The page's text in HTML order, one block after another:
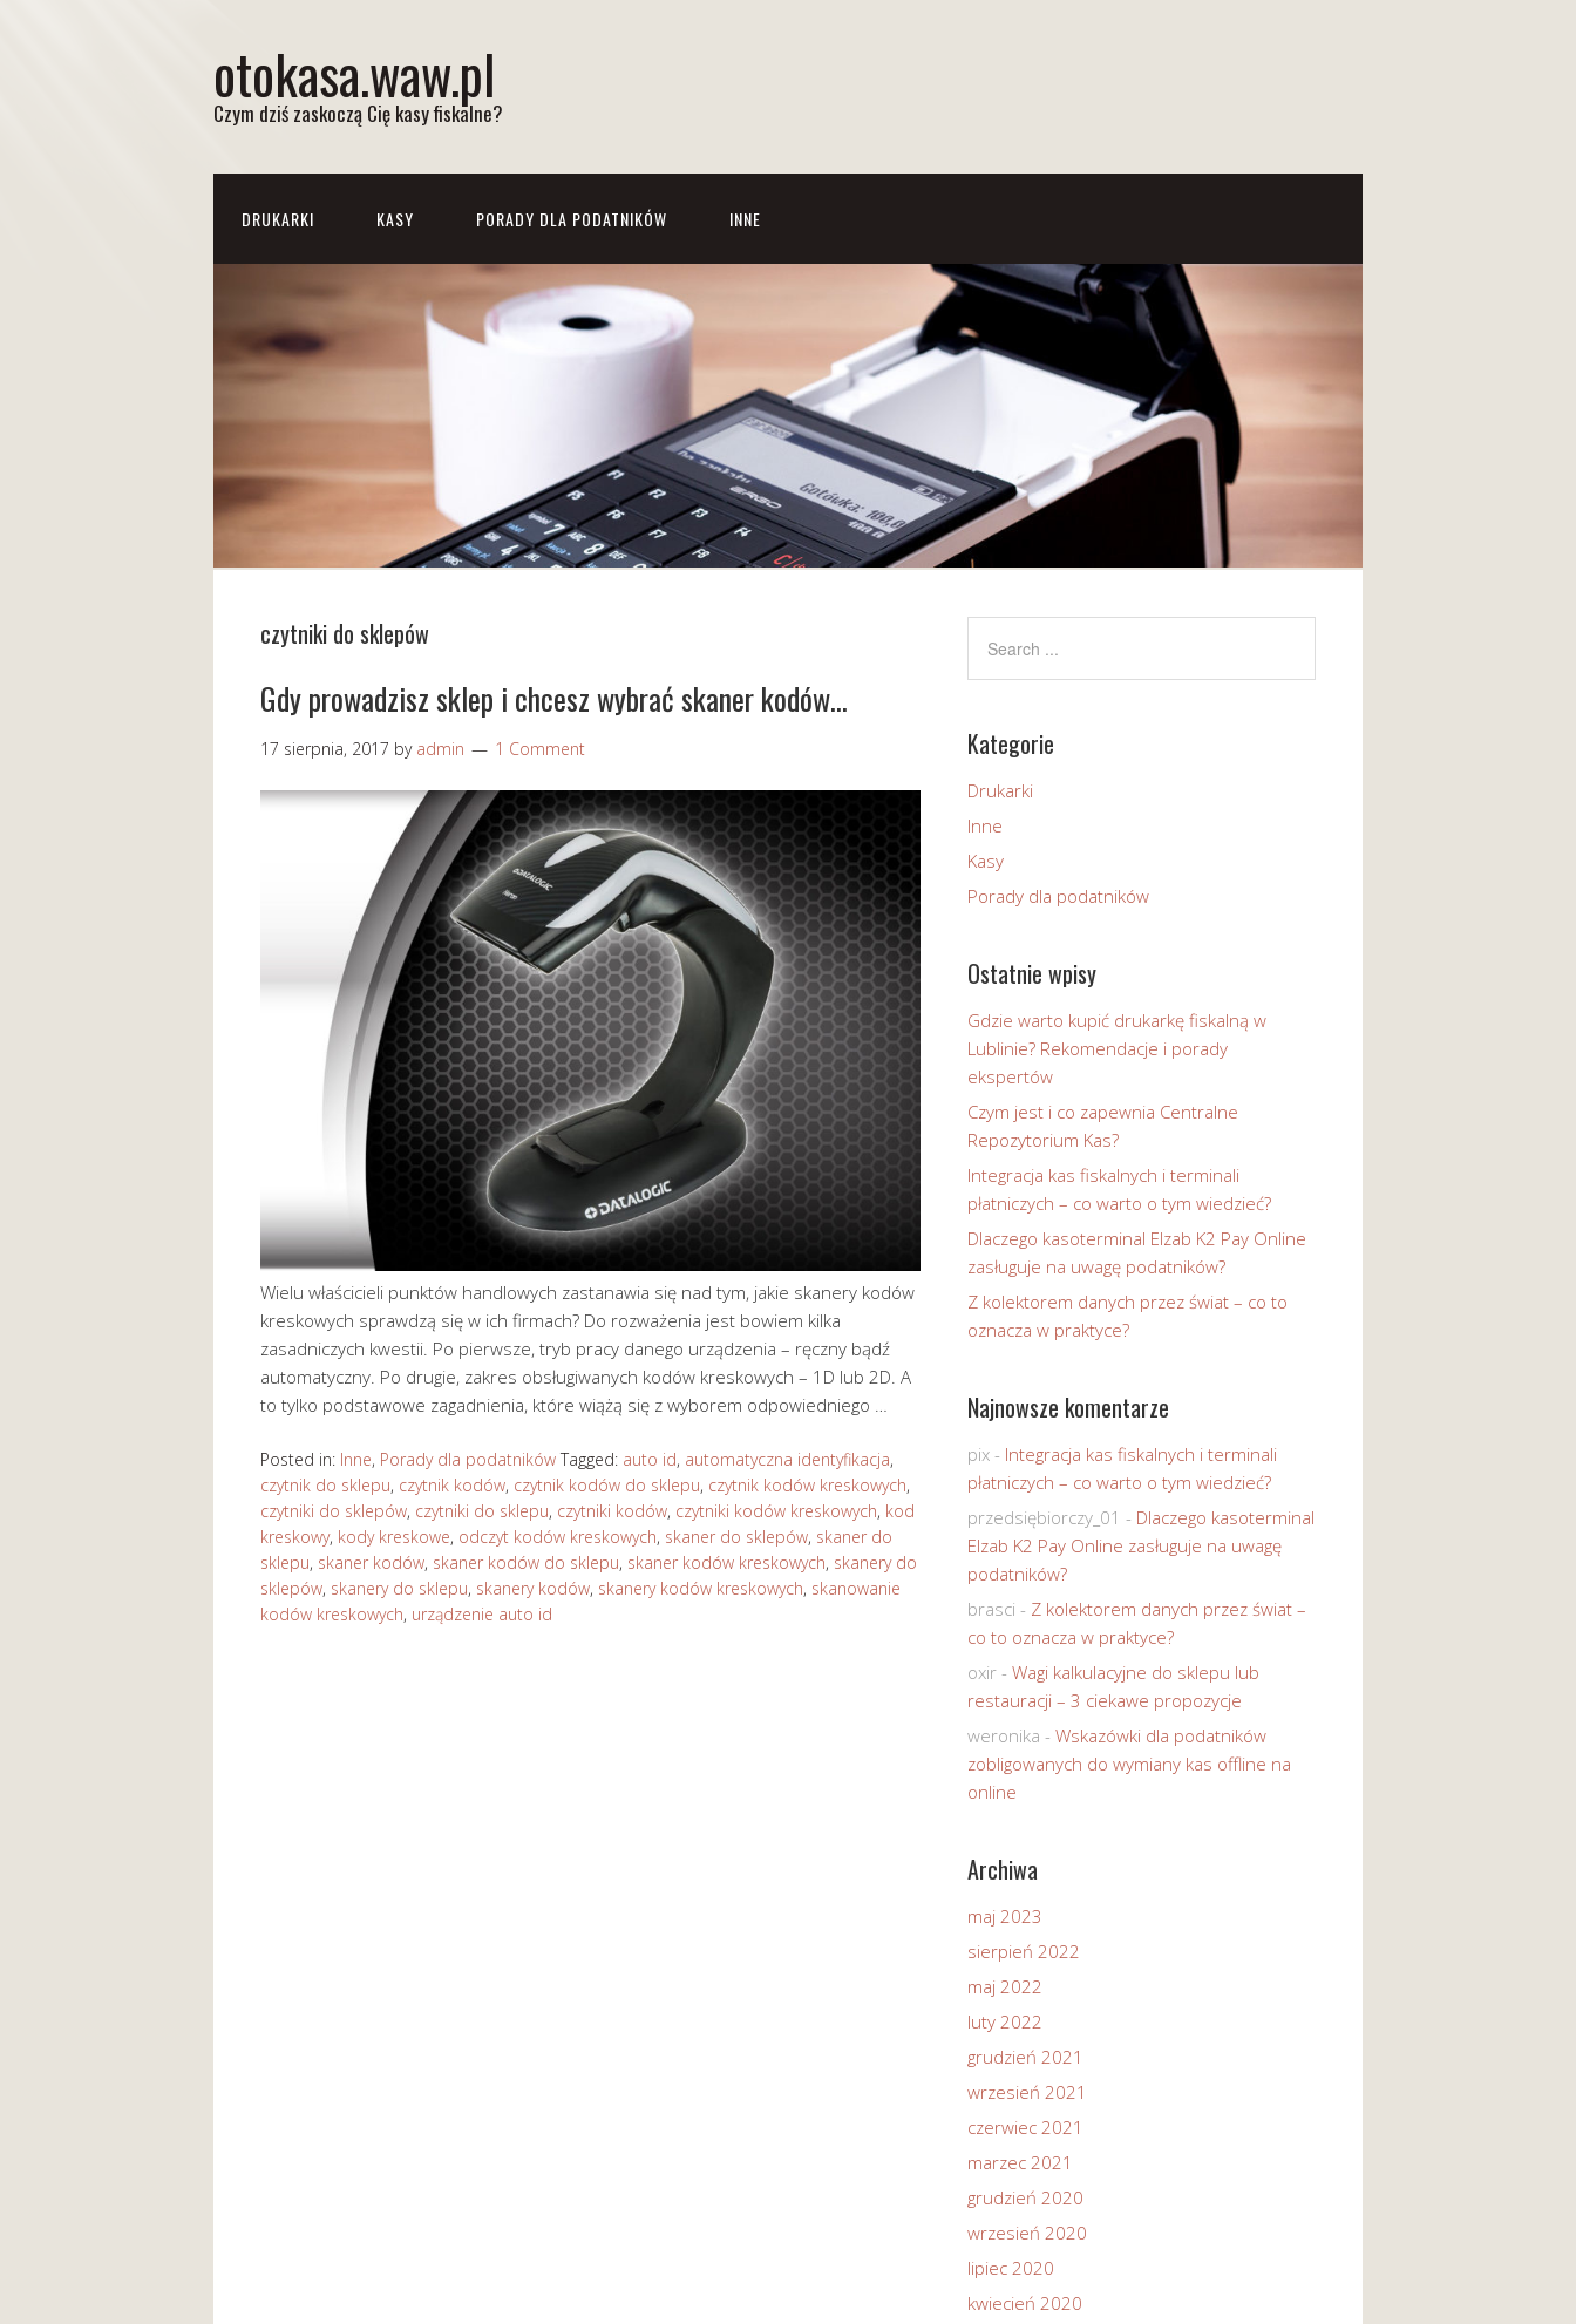
otokasa.waw.pl
Czym dziś zaskoczą Cię kasy fiskalne?
DRUKARKI KASY PORADY DLA PODATNIKÓW INNE
czytniki do sklepów
Gdy prowadzisz sklep i chcesz wybrać skaner kodów…
17 sierpnia, 2017 by admin 1 Comment
Wielu właścicieli punktów handlowych zastanawia się nad tym, jakie skanery kodów
kreskowych sprawdzą się w ich firmach? Do rozważenia jest bowiem kilka
zasadniczych kwestii. Po pierwsze, tryb pracy danego urządzenia – ręczny bądź
automatyczny. Po drugie, zakres obsługiwanych kodów kreskowych – 1D lub 2D. A
to tylko podstawowe zagadnienia, które wiążą się z wyborem odpowiedniego …
Posted in: Inne, Porady dla podatników Tagged: auto id, automatyczna identyfikacja,
czytnik do sklepu, czytnik kodów, czytnik kodów do sklepu, czytnik kodów kreskowych,
czytniki do sklepów, czytniki do sklepu, czytniki kodów, czytniki kodów kreskowych, kod
kreskowy, kody kreskowe, odczyt kodów kreskowych, skaner do sklepów, skaner do
sklepu, skaner kodów, skaner kodów do sklepu, skaner kodów kreskowych, skanery do
sklepów, skanery do sklepu, skanery kodów, skanery kodów kreskowych, skanowanie
kodów kreskowych, urządzenie auto id
Kategorie
Drukarki
Inne
Kasy
Porady dla podatników
Ostatnie wpisy
Gdzie warto kupić drukarkę fiskalną w
Lublinie? Rekomendacje i porady
ekspertów
Czym jest i co zapewnia Centralne
Repozytorium Kas?
Integracja kas fiskalnych i terminali
płatniczych – co warto o tym wiedzieć?
Dlaczego kasoterminal Elzab K2 Pay Online
zasługuje na uwagę podatników?
Z kolektorem danych przez świat – co to
oznacza w praktyce?
Najnowsze komentarze
pix - Integracja kas fiskalnych i terminali
płatniczych – co warto o tym wiedzieć?
przedsiębiorczy_01 - Dlaczego kasoterminal
Elzab K2 Pay Online zasługuje na uwagę
podatników?
brasci - Z kolektorem danych przez świat –
co to oznacza w praktyce?
oxir - Wagi kalkulacyjne do sklepu lub
restauracji – 3 ciekawe propozycje
weronika - Wskazówki dla podatników
zobligowanych do wymiany kas offline na
online
Archiwa
maj 2023
sierpień 2022
maj 2022
luty 2022
grudzień 2021
wrzesień 2021
czerwiec 2021
marzec 2021
grudzień 2020
wrzesień 2020
lipiec 2020
kwiecień 2020